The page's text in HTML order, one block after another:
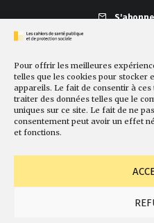
Pour offrir les meilleures
telles que les cookies pour stocker
appareils. Le fait de consentir à
traiter des données telles que le
uniques sur ce site. Le fait de ne
consentement peut avoir un effet
et fonctions.
Présentation Comité de
Newsletter Politique